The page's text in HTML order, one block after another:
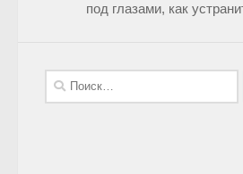
под глазами, как